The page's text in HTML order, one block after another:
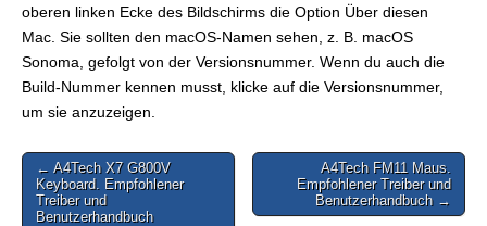
oberen linken Ecke des Bildschirms die Option Über diesen
Mac. Sie sollten den macOS-Namen sehen, z. B. macOS
Sonoma, gefolgt von der Versionsnummer. Wenn du auch die
Build-Nummer kennen musst, klicke auf die Versionsnummer,
um sie anzuzeigen.
Post
navigation
← A4Tech X7 G800V
Keyboard. Empfohlener
Treiber und
Benutzerhandbuch
A4Tech FM11 Maus.
Empfohlener Treiber und
Benutzerhandbuch →